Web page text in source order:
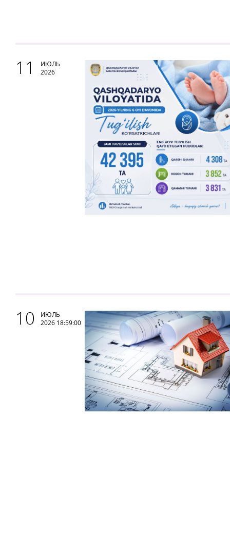
11
ИЮЛЬ
2026
10
ИЮЛЬ
2026 18:59:00